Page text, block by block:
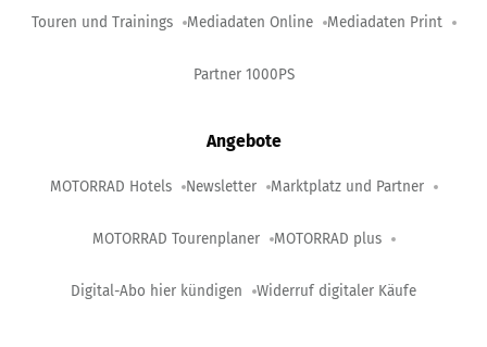
Touren und Trainings Mediadaten Online Mediadaten Print
Partner 1000PS
Angebote
MOTORRAD Hotels Newsletter Marktplatz und Partner
MOTORRAD Tourenplaner MOTORRAD plus
Digital-Abo hier kündigen Widerruf digitaler Käufe